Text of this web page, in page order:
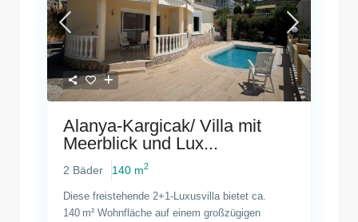
Alanya-Kargicak/ Villa mit
Meerblick und Lux...
2 Bäder 140 m2
Diese freistehende 2+1-Luxusvilla bietet ca.
140 m² Wohnfläche auf einem großzügigen